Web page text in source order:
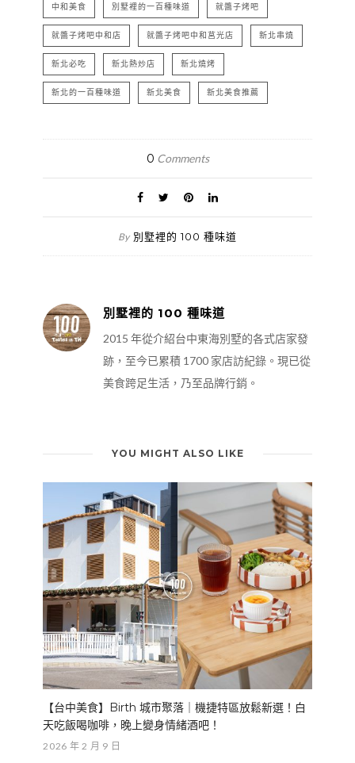
中和美食 別墅裡的一百種味道 就醬子烤吧
就醬子烤吧中和店 就醬子烤吧中和莒光店 新北串燒
新北必吃 新北熱炒店 新北燒烤
新北的一百種味道 新北美食 新北美食推薦
0 Comments
By 別墅裡的 100 種味道
別墅裡的 100 種味道
2015 年從介紹台中東海別墅的各式店家發
跡，至今已累積 1700 家店訪紀錄。現已從
美食跨足生活，乃至品牌行銷。
YOU MIGHT ALSO LIKE
【台中美食】Birth 城市聚落｜機捷特區放鬆新選！白
天吃飯喝咖啡，晚上變身情緒酒吧！
2026 年 2 月 9 日